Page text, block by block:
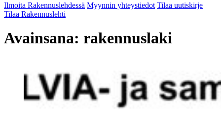
Ilmoita Rakennuslehdessä Myynnin yhteystiedot Tilaa uutiskirje
Tilaa Rakennuslehti
Avainsana: rakennuslaki